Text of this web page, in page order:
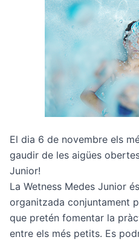
El dia 6 de novembre els
gaudir de les aigües
Junior!
La Wetness Medes Junior
organitzada conjuntament
que pretén fomentar la
entre els més petits. Es